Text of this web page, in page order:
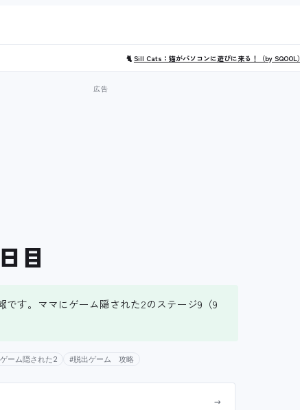
🐈Sill Cats：猫がパソコンに遊びに来る！（by SQOOL）
目
す。ママにゲーム隠された2のステージ9（9
ーム隠された2 #脱出ゲーム 攻略
→